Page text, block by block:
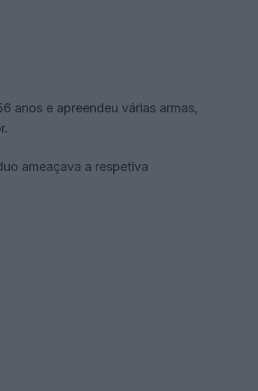
anos e apreendeu várias armas,
ameaçava a respetiva